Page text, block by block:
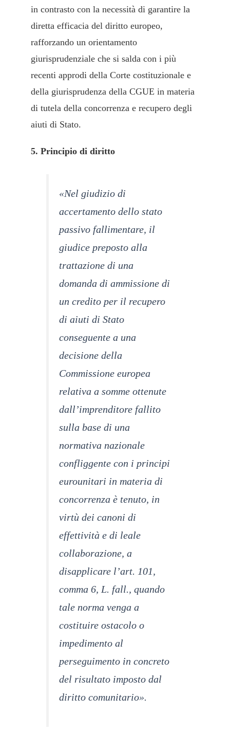
in contrasto con la necessità di garantire la
diretta efficacia del diritto europeo,
rafforzando un orientamento
giurisprudenziale che si salda con i più
recenti approdi della Corte costituzionale e
della giurisprudenza della CGUE in materia
di tutela della concorrenza e recupero degli
aiuti di Stato.
5. Principio di diritto
«Nel giudizio di
accertamento dello stato
passivo fallimentare, il
giudice preposto alla
trattazione di una
domanda di ammissione di
un credito per il recupero
di aiuti di Stato
conseguente a una
decisione della
Commissione europea
relativa a somme ottenute
dall’imprenditore fallito
sulla base di una
normativa nazionale
confliggente con i principi
eurounitari in materia di
concorrenza è tenuto, in
virtù dei canoni di
effettività e di leale
collaborazione, a
disapplicare l’art. 101,
comma 6, L. fall., quando
tale norma venga a
costituire ostacolo o
impedimento al
perseguimento in concreto
del risultato imposto dal
diritto comunitario».